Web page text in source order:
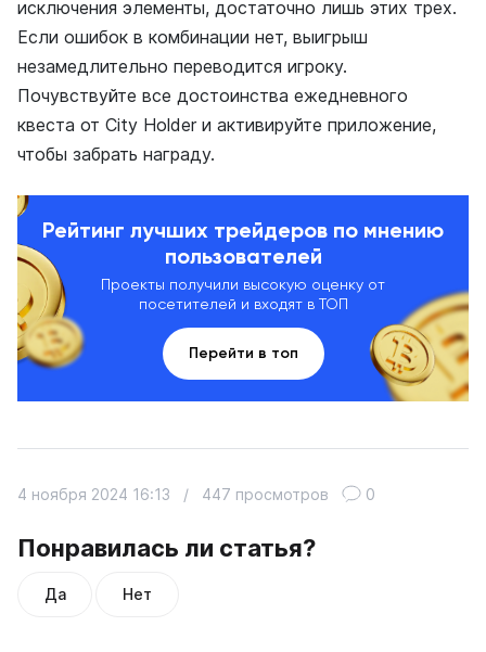
исключения элементы, достаточно лишь этих трех.
Если ошибок в комбинации нет, выигрыш
незамедлительно переводится игроку.
Почувствуйте все достоинства ежедневного
квеста от City Holder и активируйте приложение,
чтобы забрать награду.
Рейтинг лучших трейдеров по мнению
пользователей
Проекты получили высокую оценку от
посетителей и входят в ТОП
Перейти в топ
Понравилась ли статья?
Да Нет
4 ноября 2024 16:13 / 447 просмотров 0